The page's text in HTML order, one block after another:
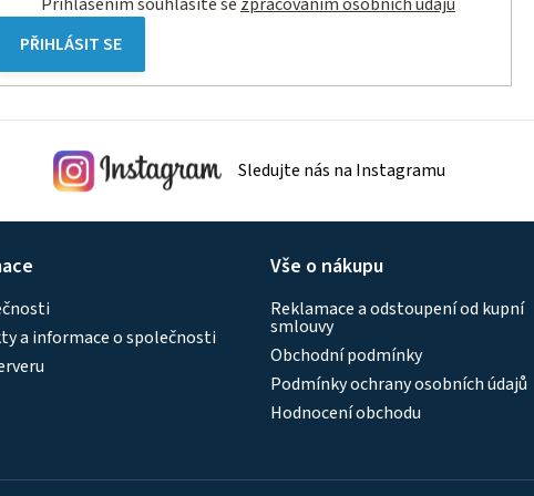
PŘIHLÁSIT SE
Sledujte nás na Instagramu
a informace o společnosti
Vše o nákupu
Reklamace a odstoupení od kupní
smlouvy
Obchodní podmínky
Podmínky ochrany osobních údajů
Hodnocení obchodu